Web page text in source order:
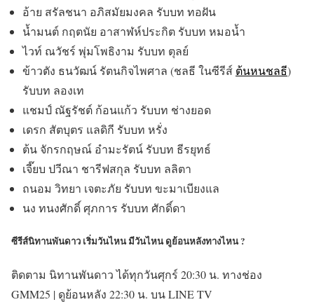
อ้าย สรัลชนา อภิสมัยมงคล รับบท ทอฝัน
น้ำมนต์ กฤตนัย อาสาฬห์ประกิต รับบท หมอน้ำ
ไวท์ ณวัชร์ พุ่มโพธิงาม รับบท ตุลย์
ข้าวตัง ธนวัฒน์ รัตนกิจไพศาล (ชลธี ในซีรีส์ ต้นหนชลธี)
รับบท ลองเท
แชมป์ ณัฐรัชต์ ก้อนแก้ว รับบท ช่างยอด
เดรก สัตบุตร แลดิกี รับบท หรั่ง
ต้น จักรกฤษณ์ อํามะรัตน์ รับบท ธีรยุทธ์
เจี๊ยบ ปวีณา ชารีฟสกุล รับบท ลลิตา
ถนอม วิทยา เจตะภัย รับบท ขะมาเบียงแล
นง ทนงศักดิ์ ศุภการ รับบท ศักดิ์ดา
ซีรีส์นิทานพันดาว เริ่มวันไหน มีวันไหน ดูย้อนหลังทางไหน ?
ติดตาม นิทานพันดาว ได้ทุกวันศุกร์ 20:30 น. ทางช่อง
GMM25 | ดูย้อนหลัง 22:30 น. บน LINE TV